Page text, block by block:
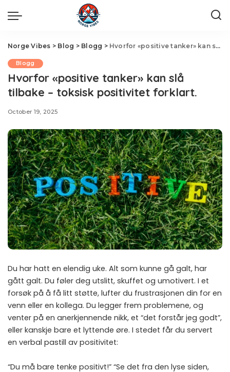
Norge Vibes > Blog > Blogg > Hvorfor «positive tanker» kan slå tilbake – toksisk positivitet forklart.
Blogg
Hvorfor «positive tanker» kan slå
tilbake – toksisk positivitet forklart.
October 19, 2025
Du har hatt en elendig uke. Alt som kunne gå galt, har
gått galt. Du føler deg utslitt, skuffet og umotivert. I et
forsøk på å få litt støtte, lufter du frustrasjonen din for en
venn eller en kollega. Du legger frem problemene, og
venter på en anerkjennende nikk, et “det forstår jeg godt”,
eller kanskje bare et lyttende øre. I stedet får du servert
en verbal pastill av positivitet:
“Du må bare tenke positivt!” “Se det fra den lyse siden,